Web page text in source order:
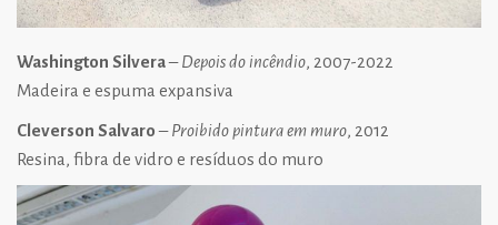
Washington Silvera–Depois do incêndio, 2007-2022
Madeira e espuma expansiva
Cleverson Salvaro–Proibido pintura em muro, 2012
Resina, fibra de vidro e resíduos do muro